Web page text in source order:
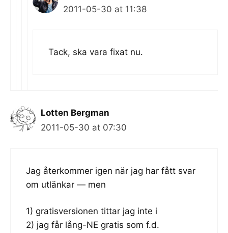
2011-05-30 at 11:38
Tack, ska vara fixat nu.
Lotten Bergman
2011-05-30 at 07:30
Jag återkommer igen när jag har fått svar
om utlänkar — men
1) gratisversionen tittar jag inte i
2) jag får lång-NE gratis som f.d.